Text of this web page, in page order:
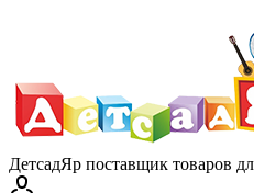
ДетсадЯр поставщик товаров